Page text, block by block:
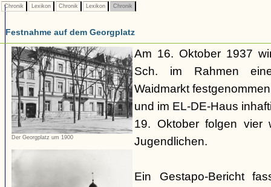
Chronik Lexikon Chronik Lexikon Chronik
Festnahme auf dem Georgplatz
Der Georgplatz um 1900
Am 16. Oktober 1937
Sch. im Rahmen
Waidmarkt
und im EL-DE-Haus
19. Oktober folgen vier
Jugendlichen.
Ein Gestapo-Bericht